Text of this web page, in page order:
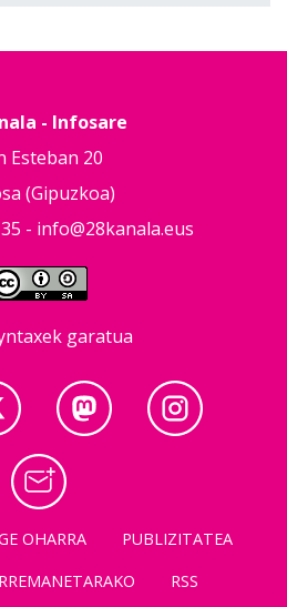
- Infosare
Esteban 20
(Gipuzkoa)
- info@28kanala.eus
garatua
OHARRA
PUBLIZITATEA
RSS